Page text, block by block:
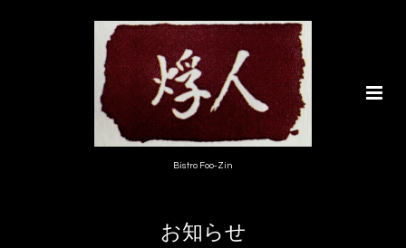
Bistro Foo-Zin
お知らせ